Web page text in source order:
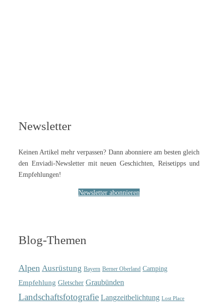
Newsletter
Keinen Artikel mehr verpassen? Dann abonniere am besten gleich
den Enviadi-Newsletter mit neuen Geschichten, Reisetipps und
Empfehlungen!
Newsletter abonnieren
Blog-Themen
Alpen Ausrüstung Bayern Berner Oberland Camping
Empfehlung Gletscher Graubünden
Landschaftsfotografie Langzeitbelichtung Lost Place